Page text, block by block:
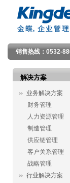
销售热线：0532-
解决方案
业务解决方案
财务管理
人力资源管理
制造管理
供应链管理
客户关系管理
战略管理
行业解决方案